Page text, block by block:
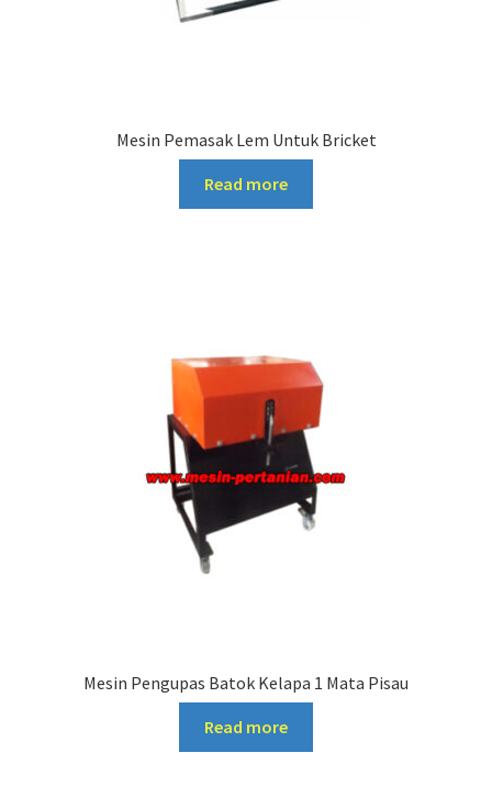
Mesin Pemasak Lem Untuk Bricket
Read more
Mesin Pengupas Batok Kelapa 1 Mata Pisau
Read more